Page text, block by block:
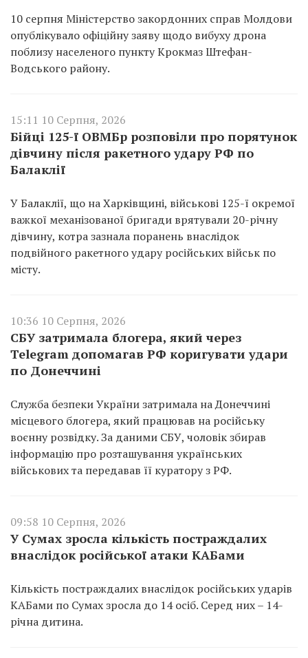
10 серпня Міністерство закордонних справ Молдови
опублікувало офіційну заяву щодо вибуху дрона
поблизу населеного пункту Крокмаз Штефан-
Водського району.
15:11 10 Серпня, 2026
Бійці 125-ї ОВМБр розповіли про порятунок
дівчину після ракетного удару РФ по
Балаклії
У Балаклії, що на Харківщині, військові 125-ї окремої
важкої механізованої бригади врятували 20-річну
дівчину, котра зазнала поранень внаслідок
подвійного ракетного удару російських військ по
місту.
10:36 10 Серпня, 2026
СБУ затримала блогера, який через
Telegram допомагав РФ коригувати удари
по Донеччині
Служба безпеки України затримала на Донеччині
місцевого блогера, який працював на російську
воєнну розвідку. За даними СБУ, чоловік збирав
інформацію про розташування українських
військових та передавав її куратору з РФ.
09:58 10 Серпня, 2026
У Сумах зросла кількість постраждалих
внаслідок російської атаки КАБами
Кількість постраждалих внаслідок російських ударів
КАБами по Сумах зросла до 14 осіб. Серед них – 14-
річна дитина.